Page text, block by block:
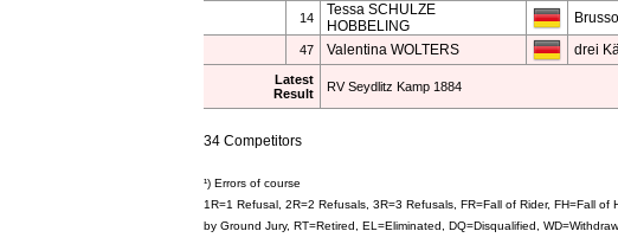
14
Tessa SCHULZE
HOBBELING
47
Valentina WOLTERS drei
Latest
Result
RV Seydlitz Kamp 1884
34 Competitors
¹) Errors of course
1R=1 Refusal, 2R=2 Refusals, 3R=3 Refusals, FR=Fall of Rider, FH=Fall
by Ground Jury, RT=Retired, EL=Eliminated, DQ=Disqualified,